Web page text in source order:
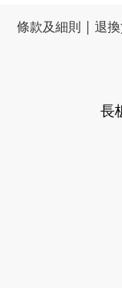
條款及細則 | 退
長